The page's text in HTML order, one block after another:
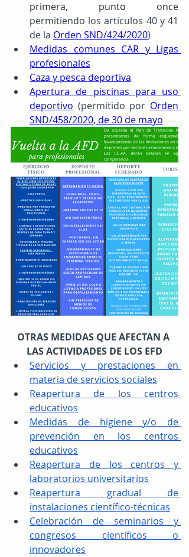
permitiendo los artículos 40 y 41
de la Orden SND/424/2020)
Medidas comunes CAR y Ligas
profesionales
Caza y pesca deportiva
Apertura de piscinas para uso
deportivo (permitido por Orden
SND/458/2020, de 30 de mayo
OTRAS MEDIDAS QUE AFECTAN A
LAS ACTIVIDADES DE LOS EFD
Servicios y prestaciones en
materia de servicios sociales
Reapertura de los centros
educativos
Medidas de higiene y/o de
prevención en los centros
educativos
Reapertura de los centros y
laboratorios universitarios
Reapertura gradual de
instalaciones científico-técnicas
Celebración de seminarios y
congresos científicos o
innovadores